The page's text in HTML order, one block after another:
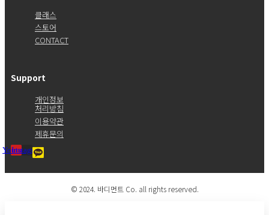
클래스
스토어
CONTACT
Support
개인정보
처리방침
이용약관
제휴문의
Youtube
Instagram
© 2024. 바디먼트 Co. all rights reserved.